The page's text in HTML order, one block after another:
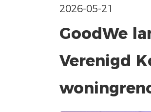
2026-05-21
GoodWe
Verenigd